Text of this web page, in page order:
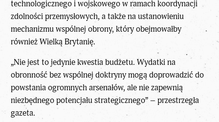
technologicznego i wojskowego w ramach koordynacji
zdolności przemysłowych, a także na ustanowieniu
mechanizmu wspólnej obrony, który obejmowałby
również Wielką Brytanię.
„Nie jest to jedynie kwestia budżetu. Wydatki na
obronność bez wspólnej doktryny mogą doprowadzić do
powstania ogromnych arsenałów, ale nie zapewnią
niezbędnego potencjału strategicznego” – przestrzegła
gazeta.